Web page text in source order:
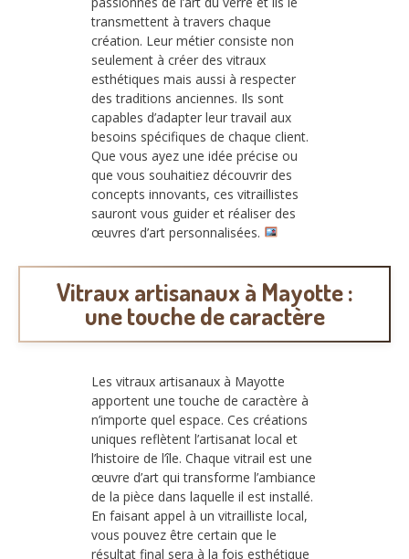
transmettent à travers chaque
création. Leur métier consiste non
seulement à créer des vitraux
esthétiques mais aussi à respecter
des traditions anciennes. Ils sont
capables d’adapter leur travail aux
besoins spécifiques de chaque client.
Que vous ayez une idée précise ou
que vous souhaitiez découvrir des
concepts innovants, ces vitraillistes
sauront vous guider et réaliser des
œuvres d’art personnalisées.
Vitraux artisanaux à Mayotte :
une touche de caractère
Les vitraux artisanaux à Mayotte
apportent une touche de caractère à
n’importe quel espace. Ces créations
uniques reflètent l’artisanat local et
l’histoire de l’île. Chaque vitrail est une
œuvre d’art qui transforme l’ambiance
de la pièce dans laquelle il est installé.
En faisant appel à un vitrailliste local,
vous pouvez être certain que le
résultat final sera à la fois esthétique